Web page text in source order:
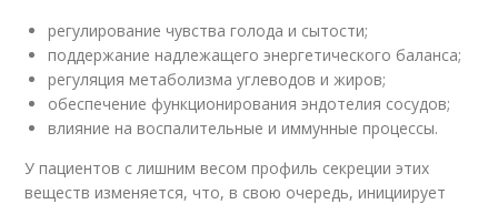
регулирование чувства голода и сытости;
поддержание надлежащего энергетического баланса;
регуляция метаболизма углеводов и жиров;
обеспечение функционирования эндотелия сосудов;
влияние на воспалительные и иммунные процессы.
У пациентов с лишним весом профиль секреции этих
веществ изменяется, что, в свою очередь, инициирует